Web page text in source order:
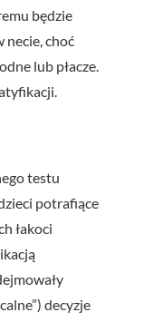
będzie
necie, choć
lub płacze.
testu
potrafiące
łakoci
decyzje